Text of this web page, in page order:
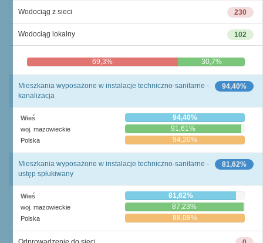
230
Wodociąg z sieci
102
Wodociąg lokalny
69,3% 30,7%
94,40%
Mieszkania wyposażone w instalacje techniczno-sanitarne -
kanalizacja
Wieś 94,40%
woj. mazowieckie 91,61%
Polska 94,20%
81,62%
Mieszkania wyposażone w instalacje techniczno-sanitarne -
ustęp spłukiwany
Wieś 81,62%
woj. mazowieckie 87,23%
Polska 88,08%